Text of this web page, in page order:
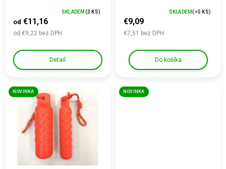
od €9,22 bez DPH
od €11,16
SKLADEM (3 KS)
Detail
€7,51 bez DPH
€9,09
SKLADEM(>5 KS)
Do košíka
NOVINKA NOVINKA